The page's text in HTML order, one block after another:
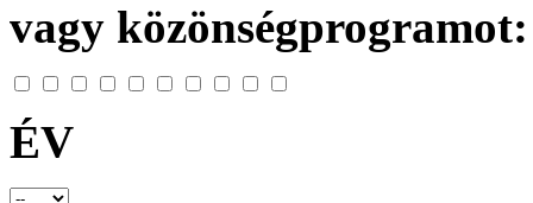
vagy közönségprogramot:
ÉV